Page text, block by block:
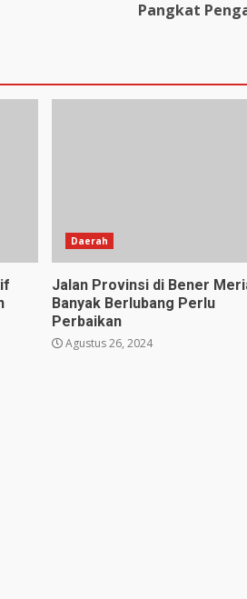
Pangkat
Daerah
Jalan Provinsi di Bener
Banyak Berlubang Perlu
Perbaikan
Agustus 26, 2024